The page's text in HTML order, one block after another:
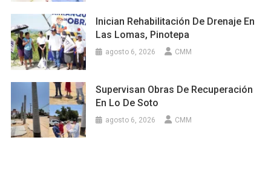
Inician Rehabilitación De Drenaje En
Las Lomas, Pinotepa
agosto 6, 2026 CMM
Supervisan Obras De Recuperación
En Lo De Soto
agosto 6, 2026 CMM